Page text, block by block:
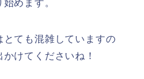
めます。
ても混雑していますの
けてくださいね！